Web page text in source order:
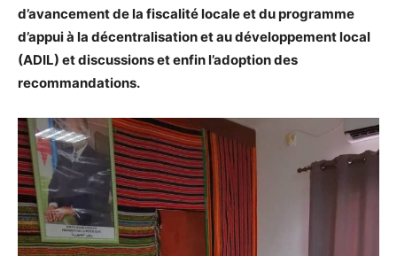
d’avancement de la fiscalité locale et du programme
d’appui à la décentralisation et au développement local
(ADIL) et discussions et enfin l’adoption des
recommandations.